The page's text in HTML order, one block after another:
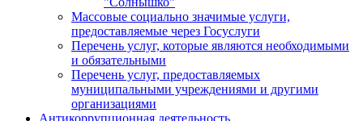
Массовые социально значимые услуги,
предоставляемые через Госуслуги
Перечень услуг, которые являются необходимыми
и обязательными
Перечень услуг, предоставляемых
муниципальными учреждениями и другими
организациями
Антикоррупционная деятельность